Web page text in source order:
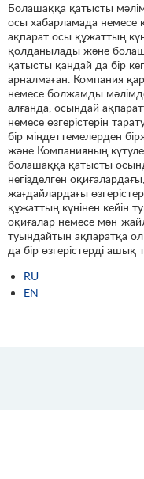
Болашаққа қатысты
осы хабарламада немесе
ақпарат осы құжаттың
қолданылады және
қатысты қандай да бір
арналмаған. Компания
немесе болжамды
алғанда, осындай
немесе өзгерістерін
бір міндеттемелерден
және Компанияның
болашаққа қатысты
негізделген
жағдайлардағы
құжаттың күнінен кейін
оқиғалар немесе мән-
туындайтын ақпаратқа ол
да бір өзгерістерді
RU
EN